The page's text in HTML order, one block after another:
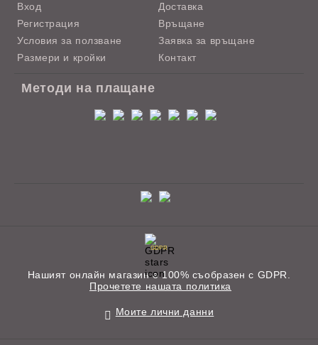
Вход
Регистрация
Условия за ползване
Размери и кройки
Доставка
Връщане
Заявка за връщане
Контакт
Методи на плащане
GDPR
Нашият онлайн магазин е 100% съобразен с GDPR.
Прочетете нашата политика
Моите лични данни